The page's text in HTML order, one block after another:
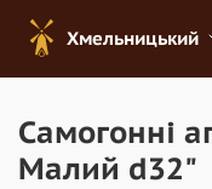
Хмельницький
Самогонні
Малий d32"